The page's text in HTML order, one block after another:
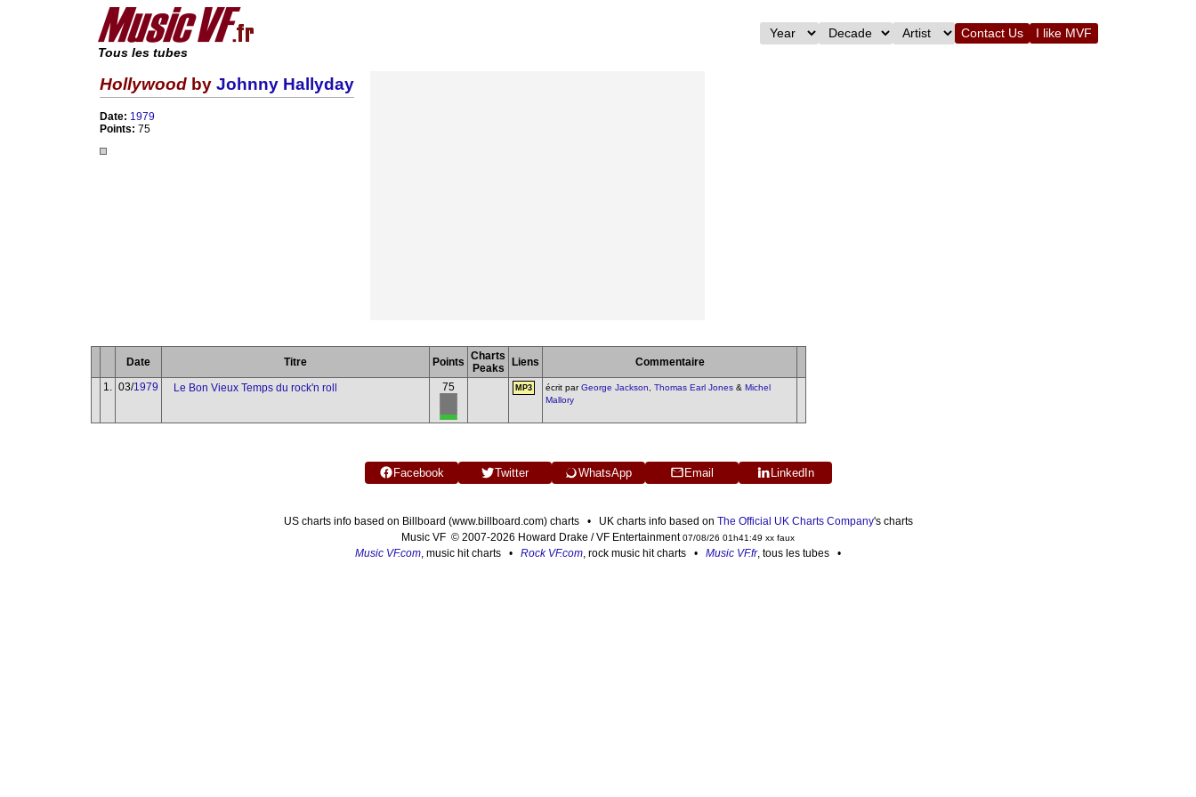
Tous les tubes
Contact Us I like MVF
Hollywood by Johnny Hallyday
Date: 1979
Points: 75
Date Titre Points Charts
Peaks
Liens
Commentaire
1.
03/1979 Le Bon Vieux Temps du rock'n roll 75 MP3 écrit parGeorge Jackson Thomas Earl Jones & Michel
Mallory
Facebook Twitter WhatsApp Email LinkedIn
US charts info based on Billboard (www.billboard.com) charts • UK charts info based on The Official UK Charts Company's charts
Music VF © 2007-2026 Howard Drake / VF Entertainment07/08/26 01h41:49 xx faux
Music VF.com , music hit charts • Rock VF.com , rock music hit charts • Music VF.fr, tous les tubes •